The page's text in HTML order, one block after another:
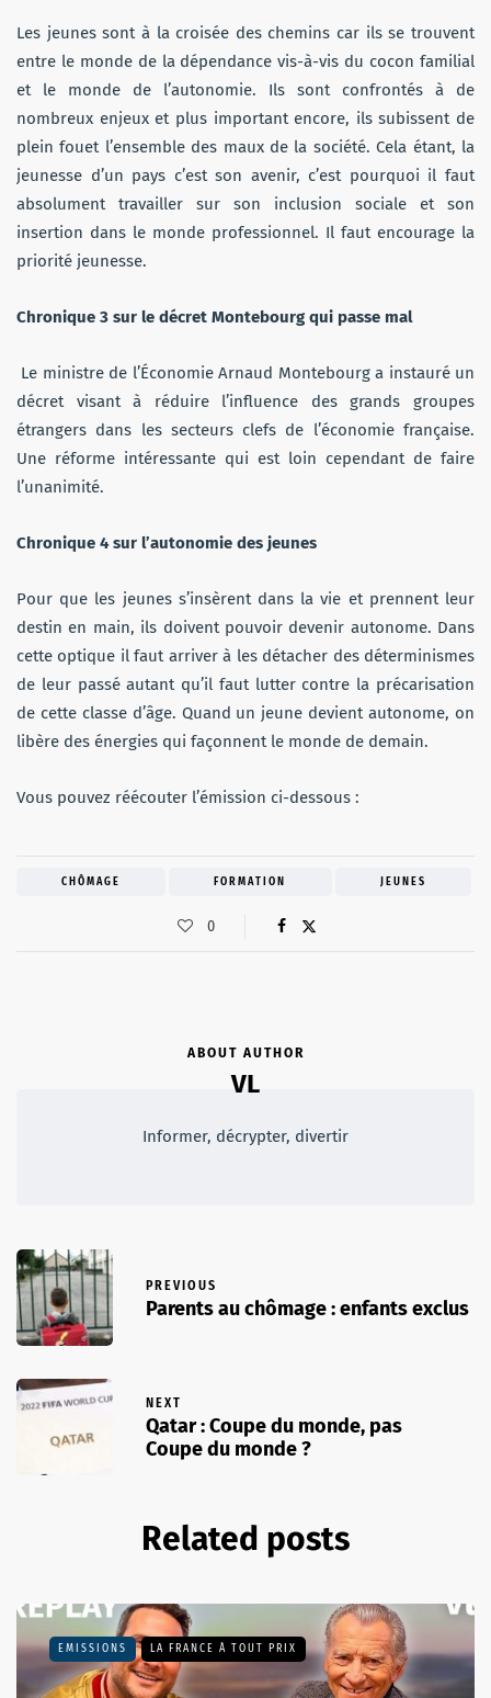
Les jeunes sont à la croisée des chemins car ils se trouvent
entre le monde de la dépendance vis-à-vis du cocon familial
et le monde de l’autonomie. Ils sont confrontés à de
nombreux enjeux et plus important encore, ils subissent de
plein fouet l’ensemble des maux de la société. Cela étant, la
jeunesse d’un pays c’est son avenir, c’est pourquoi il faut
absolument travailler sur son inclusion sociale et son
insertion dans le monde professionnel. Il faut encourage la
priorité jeunesse.
Chronique 3 sur le décret Montebourg qui passe mal
Le ministre de l’Économie Arnaud Montebourg a instauré un
décret visant à réduire l’influence des grands groupes
étrangers dans les secteurs clefs de l’économie française.
Une réforme intéressante qui est loin cependant de faire
l’unanimité.
Chronique 4 sur l’autonomie des jeunes
Pour que les jeunes s’insèrent dans la vie et prennent leur
destin en main, ils doivent pouvoir devenir autonome. Dans
cette optique il faut arriver à les détacher des déterminismes
de leur passé autant qu’il faut lutter contre la précarisation
de cette classe d’âge. Quand un jeune devient autonome, on
libère des énergies qui façonnent le monde de demain.
Vous pouvez réécouter l’émission ci-dessous :
CHÔMAGE FORMATION JEUNES
0
ABOUT AUTHOR
VL
Informer, décrypter, divertir
PREVIOUS
Parents au chômage : enfants exclus
NEXT
Qatar : Coupe du monde, pas
Coupe du monde ?
Related posts
EMISSIONS LA FRANCE À TOUT PRIX